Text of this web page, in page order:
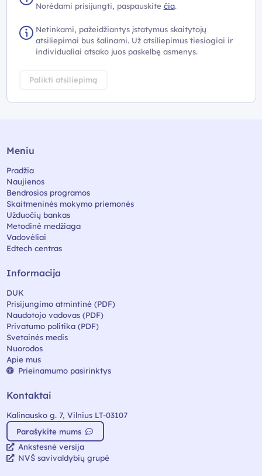
Norėdami prisijungti, paspauskite čia.
Netinkami, pažeidžiantys įstatymus skaitytojų
atsiliepimai bus šalinami. Už atsiliepimus tiesiogiai ir
individualiai atsako juos paskelbę asmenys.
Palikti atsiliepimą
Meniu
Pradžia
Naujienos
Bendrosios programos
Skaitmeninės mokymo priemonės
Užduočių bankas
Metodinė medžiaga
Vadovėliai
Edtech centras
Informacija
DUK
Prisijungimo atmintinė (PDF)
Naudotojo vadovas (PDF)
Privatumo politika (PDF)
Svetainės medis
Nuorodos
Apie mus
Prieinamumo pasirinktys
Kontaktai
Kalinausko g. 7, Vilnius LT-03107
Parašykite mums
Ankstesnė versija
NVŠ savivaldybių grupė